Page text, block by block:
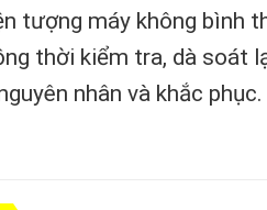
tượng máy không bình
thời kiểm tra, dà soát
nhân và khắc phục.